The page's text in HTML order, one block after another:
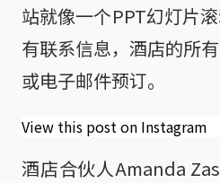
站就像一个PPT幻灯片
有联系信息，酒店的所
或电子邮件预订。
View this post on Instagram
酒店合伙人Amanda